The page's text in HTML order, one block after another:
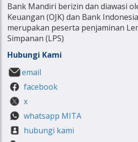
Bank Mandiri berizin dan diawasi
Keuangan (OJK) dan Bank
merupakan peserta penjaminan
Simpanan (LPS)
Hubungi Kami
email
facebook
x
whatsapp MITA
hubungi kami